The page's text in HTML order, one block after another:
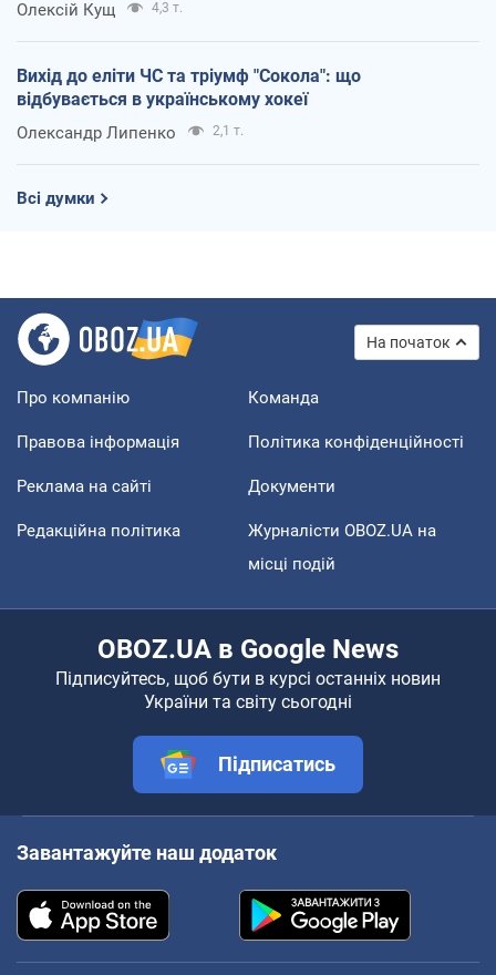
Олексій Кущ 4,3 т.
Вихід до еліти ЧС та тріумф "Сокола": що
відбувається в українському хокеї
Олександр Липенко 2,1 т.
Всі думки
На початок
Про компанію Команда
Правова інформація Політика конфіденційності
Реклама на сайті Документи
Редакційна політика
Журналісти OBOZ.UA на
місці подій
OBOZ.UA в Google News
Підписуйтесь, щоб бути в курсі останніх новин
України та світу сьогодні
Підписатись
Завантажуйте наш додаток